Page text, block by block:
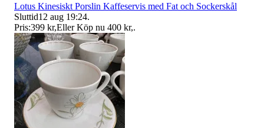
Lotus Kinesiskt Porslin Kaffeservis med Fat och Sockerskål
Sluttid12 aug 19:24.
Pris:399 kr,Eller Köp nu 400 kr,.